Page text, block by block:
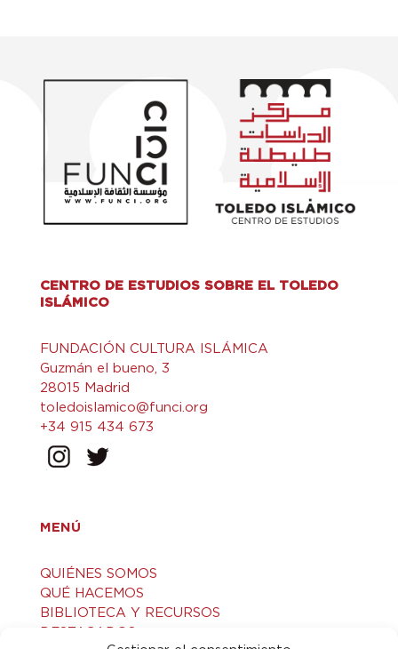
CENTRO DE ESTUDIOS SOBRE EL TOLEDO
ISLÁMICO
FUNDACIÓN CULTURA ISLÁMICA
Guzmán el bueno, 3
28015 Madrid
toledoislamico@funci.org
+34 915 434 673
MENÚ
QUIÉNES SOMOS
QUÉ HACEMOS
BIBLIOTECA Y RECURSOS
DESTACADOS